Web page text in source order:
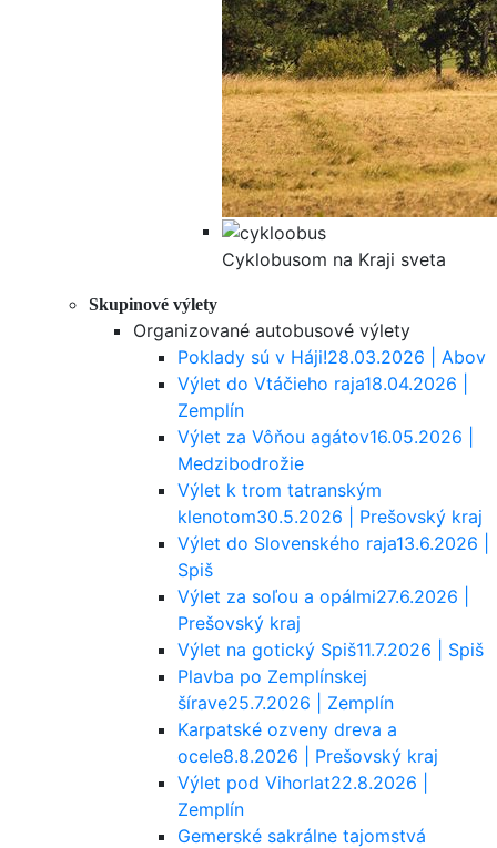
Cyklobusom na Kraji sveta
Skupinové výlety
Organizované autobusové výlety
Poklady sú v Háji!28.03.2026 | Abov
Výlet do Vtáčieho raja18.04.2026 |
Zemplín
Výlet za Vôňou agátov16.05.2026 |
Medzibodrožie
Výlet k trom tatranským
klenotom30.5.2026 | Prešovský kraj
Výlet do Slovenského raja13.6.2026 |
Spiš
Výlet za soľou a opálmi27.6.2026 |
Prešovský kraj
Výlet na gotický Spiš11.7.2026 | Spiš
Plavba po Zemplínskej
šírave25.7.2026 | Zemplín
Karpatské ozveny dreva a
ocele8.8.2026 | Prešovský kraj
Výlet pod Vihorlat22.8.2026 |
Zemplín
Gemerské sakrálne tajomstvá